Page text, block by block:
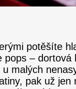
potěšíte
– dortová
malých
pak už jen